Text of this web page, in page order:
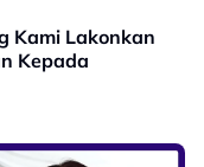
Kami Lakonkan
Kepada